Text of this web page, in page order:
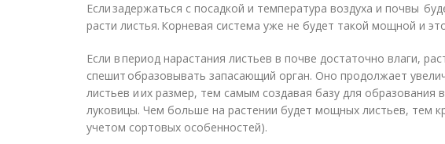
Если задержаться с посадкой и температура воздуха и почвы
расти листья. Корневая система уже не будет такой мощной и
Если в период нарастания листьев в почве достаточно влаги,
спешит образовывать запасающий орган. Оно продолжает
листьев и их размер, тем самым создавая базу для образования
луковицы. Чем больше на растении будет мощных листьев, тем
учетом сортовых особенностей).